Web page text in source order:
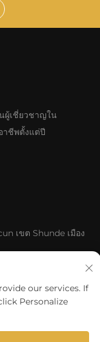
ผู้เชี่ยวชาญใน
าชีพตั้งแต่ปี
เขต Shunde เมือง
our services. If
Personalize